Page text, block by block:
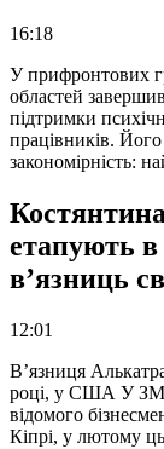
16:18
У прифронтових
областей
підтримки
працівників.
закономірність:
етапують в
в’язниць
12:01
В’язниця
році, у США У ЗМІ
відомого
Кіпрі, у лютому